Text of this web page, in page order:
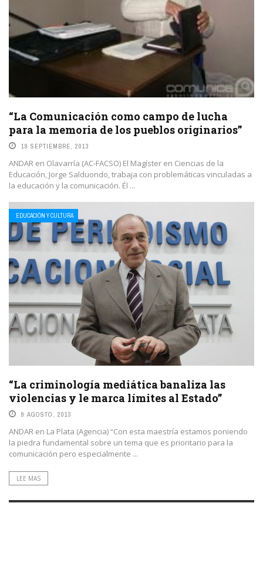
“La Comunicación como campo de lucha
para la memoria de los pueblos originarios”
19 SEPTIEMBRE, 2013
ANDAR en Olavarría (AC-FACSO) El Magíster en Ciencias de la
Educación, Jorge Salduondo, trabaja con problemáticas vinculadas a
la educación y la comunicación. Él ...
LEE MAS
EDUCACIÓN Y CULTURA
“La criminología mediática banaliza las
violencias y le marca límites al Estado”
9 AGOSTO, 2013
ANDAR en La Plata (Agencia) “Con esta maestría estamos poniendo
la piedra fundamental sobre un tema que es prioritario para la
comunicación pero especialmente ...
LEE MAS